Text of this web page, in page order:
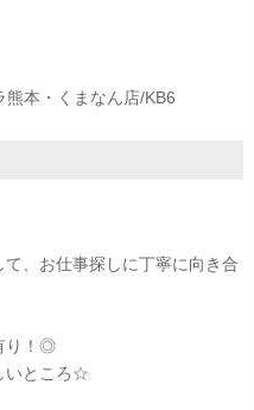
本・くまなん店/KB6
、お仕事探しに丁寧に向き合
り！◎
いところ☆